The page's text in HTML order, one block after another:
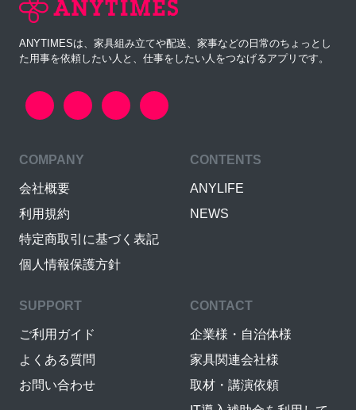
ANYTIMESは、家具組み立てや配送、家事などの日常のちょっとし
た用事を依頼したい人と、仕事をしたい人をつなげるアプリです。
COMPANY
会社概要
利用規約
特定商取引に基づく表記
個人情報保護方針
CONTENTS
ANYLIFE
NEWS
SUPPORT
ご利用ガイド
よくある質問
お問い合わせ
CONTACT
企業様・自治体様
家具関連会社様
取材・講演依頼